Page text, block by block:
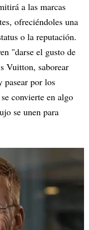
a las marcas
ofreciéndoles una
o la reputación.
"darse el gusto de
Vuitton, saborear
pasear por los
convierte en algo
se unen para